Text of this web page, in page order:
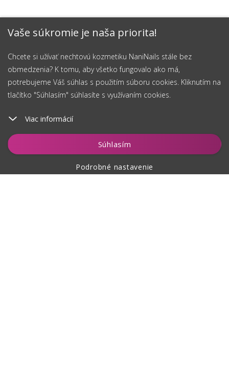
Vaše súkromie je naša priorita!
Chcete si užívať nechtovú kozmetiku NaniNails stále bez
obmedzenia? K tomu, aby všetko fungovalo ako má,
potrebujeme Váš súhlas s použitím súboru cookies. Kliknutím na
tlačítko "Súhlasím" súhlasíte s využívaním cookies.
Viac informácií
Súhlasím
Podrobné nastavenie
Vložiť do košíka